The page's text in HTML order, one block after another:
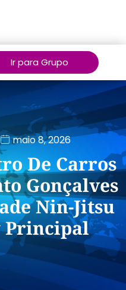
Ir para Grupo
maio 8, 2026
De Carros
Gonçalves
Nin-Jitsu
Principal